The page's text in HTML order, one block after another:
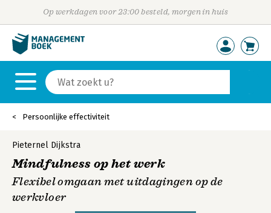
Op werkdagen voor 23:00 besteld, morgen in huis
Persoonlijke effectiviteit
Pieternel Dijkstra
Mindfulness op het werk
Flexibel omgaan met uitdagingen op de
werkvloer